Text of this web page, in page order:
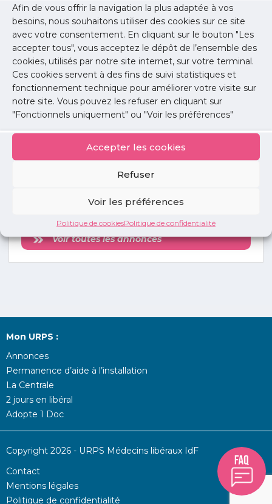
Afin de vous offrir la navigation la plus adaptée à vos
besoins, nous souhaitons utiliser des cookies sur ce site
avec votre consentement. En cliquant sur le bouton "Les
accepter tous", vous acceptez le dépôt de l’ensemble des
cookies, utilisés par notre site internet, sur votre terminal.
Ces cookies servent à des fins de suivi statistiques et
fonctionnement technique pour améliorer votre visite sur
notre site. Vous pouvez les refuser en cliquant sur
"Fonctionnels uniquement" ou "Voir les préférences"
Accepter les cookies
Refuser
Voir les préférences
Politique de cookiesPolitique de confidentialité
Post Linkedin la centrale (7)
Publié le :21 octobre 2025
Partager cet article :
annonces
Voir toutes les annonces
Mon URPS :
Annonces
Permanence d’aide à l’installation
La Centrale
2 jours en libéral
Adopte 1 Doc
Copyright 2026 - URPS Médecins libéraux IdF
Contact
Mentions légales
Politique de confidentialité